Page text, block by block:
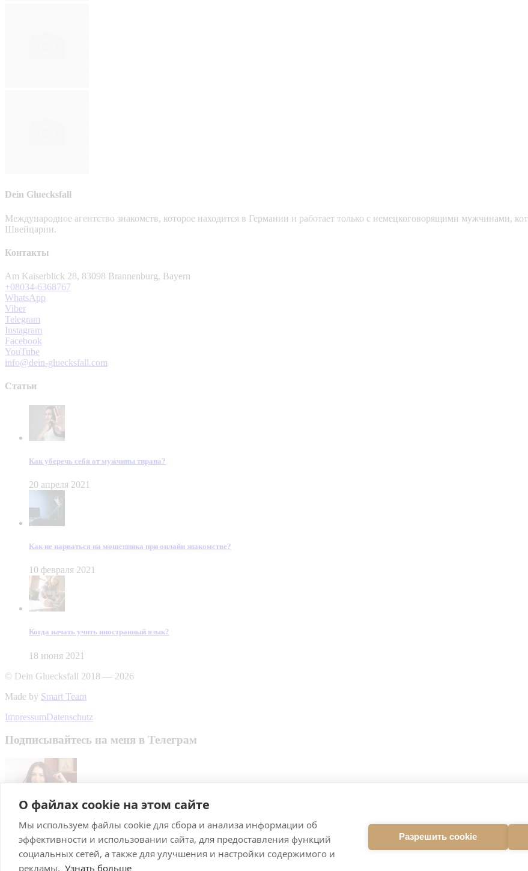
О файлах cookie на этом сайте
Мы используем файлы cookie для сбора и анализа информации об
эффективности и использовании сайта, для предоставления функций
социальных сетей, а также для улучшения и настройки содержимого и
рекламы. Узнать больше
Разрешить cookie
Dein Gluecksfall
Международное агентство знакомств, которое находится в Германии и работает только с немецкоговорящими мужчинами,
Швейцарии.
Контакты
Am Kaiserblick 28, 83098 Brannenburg, Bayern
+08034-6368767
WhatsApp
Viber
Telegram
Instagram
Facebook
YouTube
info@dein-gluecksfall.com
Статьи
Как уберечь себя от мужчины тирана?
20 апреля 2021
Как не нарваться на мошенника при онлайн знакомстве?
10 февраля 2021
Когда начать учить иностранный язык?
18 июня 2021
© Dein Gluecksfall 2018 — 2026
Made by Smart Team
ImpressumDatenschutz
Подписывайтесь на меня в Телеграм
Подписаться
Брачное агентство в Германии